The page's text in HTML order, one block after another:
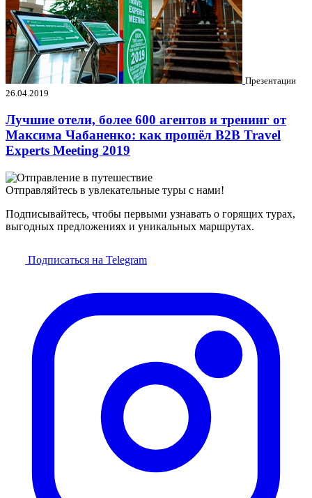
Презентации
26.04.2019
Лучшие отели, более 600 агентов и тренинг от
Максима Чабаненко: как прошёл B2B Travel
Experts Meeting 2019
Отправляйтесь в увлекательные туры с нами!
Подписывайтесь, чтобы первыми узнавать о горящих турах,
выгодных предложениях и уникальных маршрутах.
Подписаться на Telegram